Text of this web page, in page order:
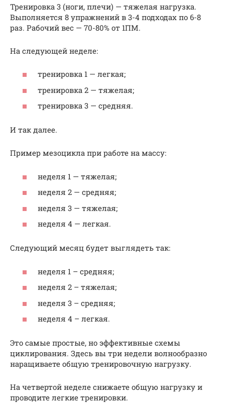
Тренировка 3 (ноги, плечи) — тяжелая нагрузка.
Выполняется 8 упражнений в 3-4 подходах по 6-8
раз. Рабочий вес — 70-80% от 1ПМ.
На следующей неделе:
тренировка 1 — легкая;
тренировка 2 — тяжелая;
тренировка 3 — средняя.
И так далее.
Пример мезоцикла при работе на массу:
неделя 1 — тяжелая;
неделя 2 — средняя;
неделя 3 — тяжелая;
неделя 4 — легкая.
Следующий месяц будет выглядеть так:
неделя 1 – средняя;
неделя 2 – тяжелая;
неделя 3 – средняя;
неделя 4 – легкая.
Это самые простые, но эффективные схемы
циклирования. Здесь вы три недели волнообразно
наращиваете общую тренировочную нагрузку.
На четвертой неделе снижаете общую нагрузку и
проводите легкие тренировки.